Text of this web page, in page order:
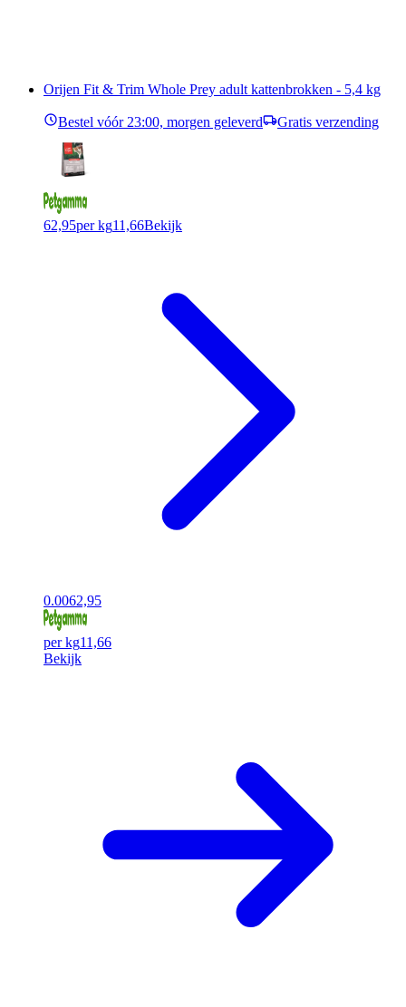
Orijen Fit & Trim Whole Prey adult kattenbrokken - 5,4 kg
Bestel vóór 23:00, morgen geleverd Gratis verzending
62,95per kg11,66Bekijk
0.0062,95
per kg11,66
Bekijk